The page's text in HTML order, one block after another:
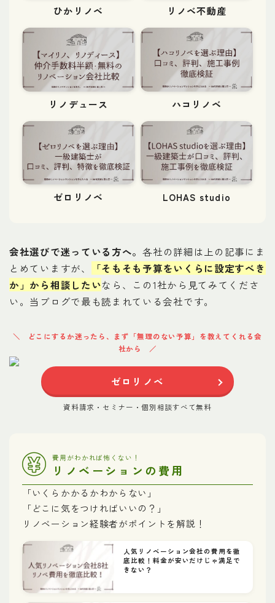
ひかリノベ リノベ不動産
リノデュース ハコリノベ
ゼロリノベ LOHAS studio
会社選びで迷っている方へ。各社の詳細は上の記事にま
とめていますが、
「そもそも予算をいくらに設定すべき
か」から相談したいなら、この1社から見てみてくださ
い。当ブログで最も読まれている会社です。
どこにするか迷ったら、まず「無理のない予算」を教えてくれる会
社から
ゼロリノベ
資料請求・セミナー・個別相談すべて無料
費用がわかれば怖くない！
リノベーションの費用
「いくらかかるかわからない」
「どこに気をつければいいの？」
リノベーション経験者がポイントを解説！
人気リノベーション会社の費用を徹
底比較！料金が安いだけじゃ満足で
きない？